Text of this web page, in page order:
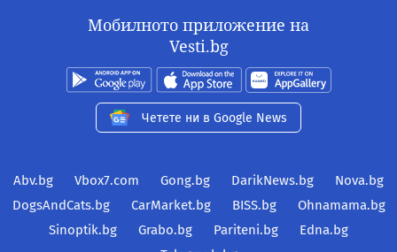
Мобилното приложение на
Vesti.bg
Четете ни в Google News
Abv.bg Vbox7.com Gong.bg DarikNews.bg
Nova.bg
DogsAndCats.bg
CarMarket.bg BISS.bg
Ohnamama.bg
Sinoptik.bg
Grabo.bg Pariteni.bg
Edna.bg